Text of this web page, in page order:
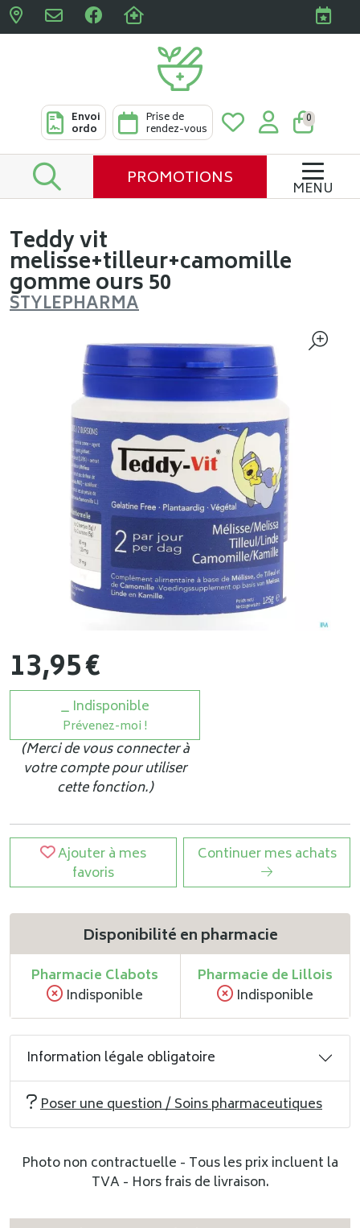
Pharmacies Clabots &
Envoi
ordo
Prise de
rendez-vous
0
PROMOTIONS MENU
Teddy vit
melisse+tilleur+camomille
gomme ours 50
STYLEPHARMA
13,95€
Indisponible
Prévenez-moi !
(Merci de vous connecter à
votre compte pour utiliser
cette fonction.)
Ajouter à mes
favoris
Continuer mes achats
Disponibilité en pharmacie
Pharmacie Clabots
Indisponible
Pharmacie de Lillois
Indisponible
Information légale obligatoire
Poser une question / Soins pharmaceutiques
Photo non contractuelle - Tous les prix incluent la
TVA - Hors frais de livraison.